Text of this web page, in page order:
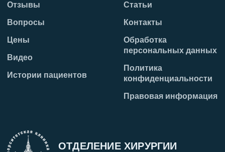
Отзывы
Вопросы
Цены
Видео
Истории пациентов
Статьи
Контакты
Обработка
персональных данных
Политика
конфиденциальности
Правовая информация
ОТДЕЛЕНИЕ ХИРУРГИИ